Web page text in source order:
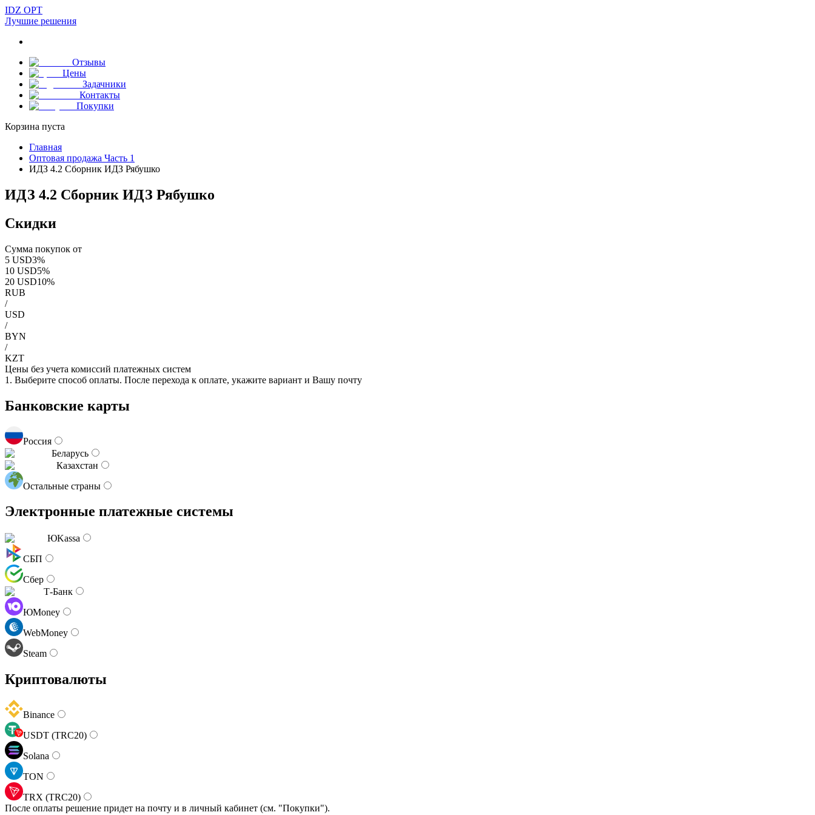
IDZ OPT
Лучшие решения
Отзывы
Цены
Задачники
Контакты
Покупки
Корзина пуста
Главная
Оптовая продажа Часть 1
ИДЗ 4.2 Сборник ИДЗ Рябушко
ИДЗ 4.2 Сборник ИДЗ Рябушко
Скидки
Сумма покупок от
5 USD3%
10 USD5%
20 USD10%
RUB
/
USD
/
BYN
/
KZT
Цены без учета комиссий платежных систем
1. Выберите способ оплаты. После перехода к оплате, укажите вариант и Вашу почту
Банковские карты
Россия
Беларусь
Казахстан
Остальные страны
Электронные платежные системы
ЮKassa
СБП
Сбер
Т-Банк
ЮMoney
WebMoney
Steam
Криптовалюты
Binance
USDT (TRC20)
Solana
TON
TRX (TRC20)
После оплаты решение придет на почту и в личный кабинет (см. "Покупки").